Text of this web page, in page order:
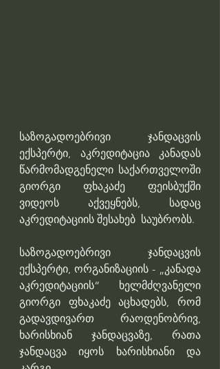
საზოგადოებრივი ჯანდაცვის
ექსპერტი, აკრედიტაცია კანადას
წარმომადგენელი საქართველოში
გიორგი ფხაკაძე ფეისბუქში
ვიდეოს აქვეყნებს, სადაც
აკრედიტაციის შესახებ  საუბრობს.
საზოგადოებრივი ჯანდაცვის
ექსპერტი, ორგანიზაციის - „კანადა
აკრედიტაციის“ ხელმძღვანელი
გიორგი ფხაკაძე აცხადებს, რომ
გადავდივართ რაოდენობრივ,
ხარისხიან ჯანდაცვაზე, რათა
ჯანდაცვა იყოს ხარისხიანი და